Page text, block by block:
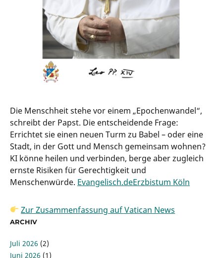
Die Menschheit stehe vor einem „Epochenwandel“,
schreibt der Papst. Die entscheidende Frage:
Errichtet sie einen neuen Turm zu Babel – oder eine
Stadt, in der Gott und Mensch gemeinsam wohnen?
KI könne heilen und verbinden, berge aber zugleich
ernste Risiken für Gerechtigkeit und
Menschenwürde. Evangelisch.deErzbistum Köln
Zur Zusammenfassung auf Vatican News
ARCHIV
Juli 2026 (2)
Juni 2026 (1)